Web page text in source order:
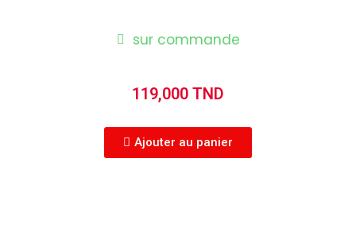
sur commande
119,000 TND
Ajouter au panier